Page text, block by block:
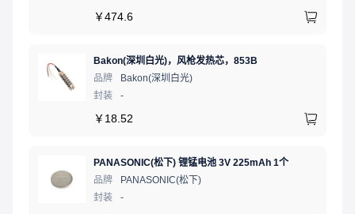
￥474.6
Bakon(深圳白光)，风枪发热芯，853B
品牌
Bakon(深圳白光)
封装
-
￥ 18.52
PANASONIC(松下) 锂锰电池 3V 225mAh 1个
品牌
PANASONIC(松下)
封装
-